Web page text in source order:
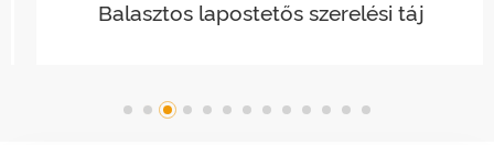
Balasztos lapostetős szerelési táj